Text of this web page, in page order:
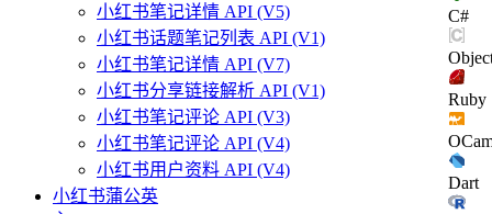
小红书笔记详情 API (V5)
小红书话题笔记列表 API (V1)
小红书笔记详情 API (V7)
小红书分享链接解析 API (V1)
小红书笔记评论 API (V3)
小红书笔记评论 API (V4)
小红书用户资料 API (V4)
小红书蒲公英
C#
Ruby
Dart